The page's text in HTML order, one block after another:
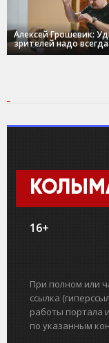
Алексей Грошевик:
зрителей надо всегда.
16+
При полном или
ссылка
работы портала
по указанным